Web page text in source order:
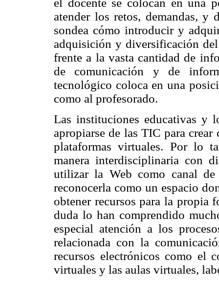
el docente se colocan en una
atender los retos, demandas, y
sondea cómo introducir y
adquisición y diversificación
frente a la vasta cantidad de
de comunicación y de
tecnológico coloca en una
como al profesorado.
Las instituciones educativas y
apropiarse de las TIC para
plataformas virtuales. Por lo
manera interdisciplinaria con
utilizar la Web como canal
reconocerla como un espacio
obtener recursos para la propia
duda lo han comprendido
especial atención a los
relacionada con la
recursos electrónicos como el
virtuales y las aulas virtuales,